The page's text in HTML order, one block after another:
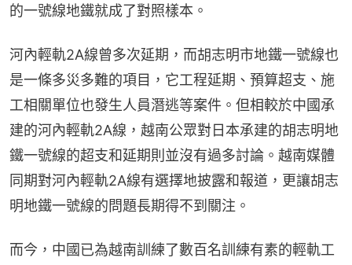
的一號線地鐵就成了對照樣本。
河內輕軌2A線曾多次延期，而胡志明市地鐵一號線也
是一條多災多難的項目，它工程延期、預算超支、施
工相關單位也發生人員潛逃等案件。但相較於中國承
建的河內輕軌2A線，越南公眾對日本承建的胡志明地
鐵一號線的超支和延期則並沒有過多討論。越南媒體
同期對河內輕軌2A線有選擇地披露和報道，更讓胡志
明地鐵一號線的問題長期得不到關注。
而今，中國已為越南訓練了數百名訓練有素的輕軌工